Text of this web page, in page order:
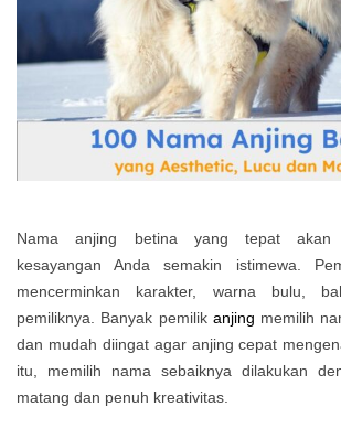
Nama anjing betina yang tepat akan
kesayangan Anda semakin istimewa.
mencerminkan karakter, warna bulu,
pemiliknya. Banyak pemilik anjing memilih
dan mudah diingat agar anjing cepat
itu, memilih nama sebaiknya dilakukan
matang dan penuh kreativitas.